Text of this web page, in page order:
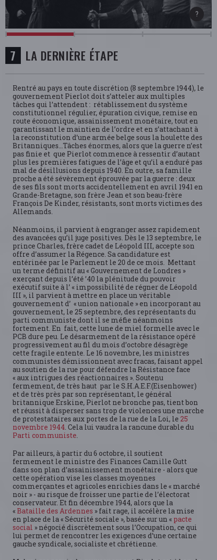
LA DERNIÈRE ÉTAPE
Rentré au pays en toute discrétion (8 septembre 1944), le
gouvernement Pierlot doit s’atteler aux multiples
tâches qui l’attendent : rétablissement du système
constitutionnel régulier, épuration civique, remise en
route économique, assainissement monétaire, tout en
garantissant le maintien de l’ordre et en s’attachant à
la reconstitution d’une armée belge sous la houlette des
Britanniques…Tâches énormes, alors que la guerre n’est
pas finie et que Pierlot commence à ressentir d’autant
plus les premières fatigues de l’âge et qu’il a enduré pas
mal de désillusions depuis 1940. En outre, sa famille
proche a été sévèrement éprouvée par la guerre : deux
de ses fils sont morts accidentellement en avril 1941 en
Grande-Bretagne, son frère Jean et son beau-frère
François De Kinder, résistants, sont morts victimes des
Allemands.
Néanmoins, il parvient à engranger assez rapidement
des avancées qu’il juge positives. Dès le 13 septembre, le
prince Charles, frère cadet de Léopold III, accepte son
offre d’assumer la Régence. Sa candidature est
entérinée par le Parlement le 20 de ce mois. Mettant
un terme définitif au « Gouvernement de Londres »
exerçant depuis l’été ’40 la plénitude du pouvoir
exécutif suite à l’ « impossibilité de régner de Léopold
III », il parvient à mettre en place un véritable
gouvernement d’ « union nationale » en incorporant au
gouvernement, le 25 septembre, des représentants du
parti communiste dont il se méfie néanmoins
fortement. En fait, cette lune de miel formelle avec le
PCB dure peu. Le désarmement de la résistance opéré
progressivement au fil du mois d’octobre désagrège
cette fragile entente. Le 16 novembre, les ministres
communistes démissionnent avec fracas, faisant appel
au soutien de la rue pour défendre la Résistance face
« aux intrigues des réactionnaires ». Soutenu
fermement, de très haut par le S.H.A.E.F.(Eisenhower)
et de très près par son représentant, le général
britannique Erskine, Pierlot ne bronche pas, tient bon
et réussit à disperser sans trop de violences une marche
de protestataires aux portes de la rue de la Loi, le25
novembre 1944. Cela lui vaudra la rancune durable du
Parti communiste.
Par ailleurs, à partir du 6 octobre, il soutient
fermement le ministre des Finances Camille Gutt
dans son plan d’assainissement monétaire - alors que
cette opération vise les classes moyennes
commerçantes et agricoles enrichies dans le « marché
noir » - au risque de froisser une partie de l’électorat
conservateur. Et fin décembre 1944, alors que la
«Bataille des Ardennes » fait rage, il accélère la mise
en place de la « Sécurité sociale », basée sur un « pacte
social » négocié discrètement sous l’Occupation, ce qui
lui permet de rencontrer les exigences d’une certaine
gauche syndicale, socialiste et chrétienne.